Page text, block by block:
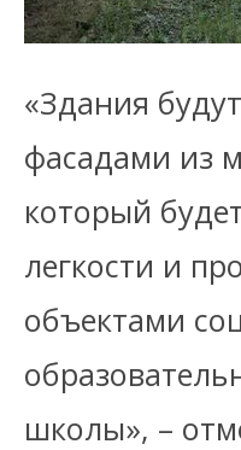
«Здания
фасадами из
который
легкости и
объектами
школы», –